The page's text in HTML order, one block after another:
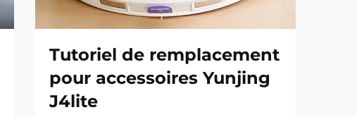
Tutoriel de remplacement
pour accessoires Yunjing
J4lite